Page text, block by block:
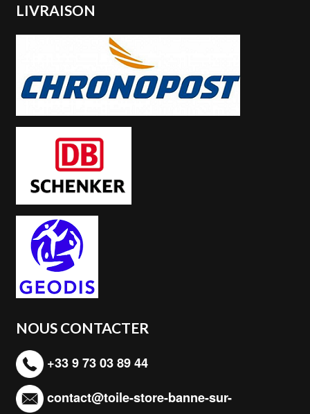
LIVRAISON
NOUS CONTACTER
+33 9 73 03 89 44
contact@toile-store-banne-sur-